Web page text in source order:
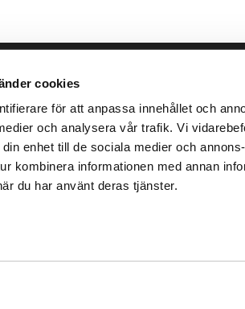
cookies
för att anpassa innehållet och
och analysera vår trafik. Vi
enhet till de sociala medier och
kombinera informationen med annan
du har använt deras tjänster.
arbete
Om
Karriär
Ansvar